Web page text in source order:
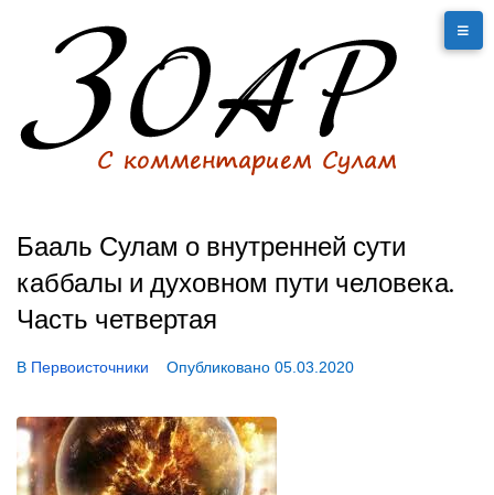
Бааль Сулам о внутренней сути
каббалы и духовном пути человека.
Часть четвертая
В Первоисточники Опубликовано 05.03.2020